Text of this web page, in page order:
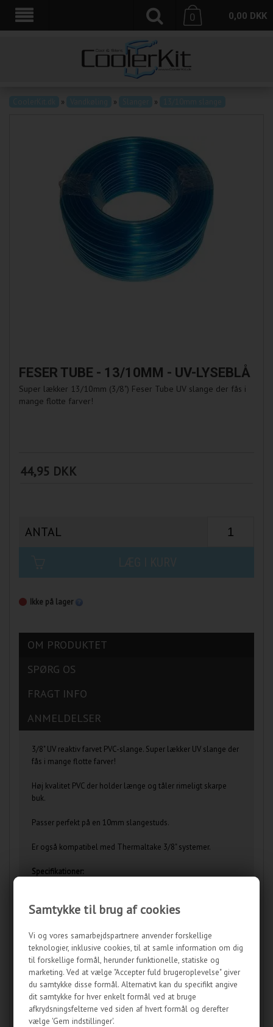
Samtykke til brug af cookies
Vi og vores samarbejdspartnere anvender forskellige
teknologier, inklusive cookies, til at samle information om dig
til forskellige formål, herunder funktionelle, statiske og
marketing. Ved at vælge "Accepter fuld brugeroplevelse" giver
du samtykke disse formål. Alternativt kan du specifikt angive
dit samtykke for hver enkelt formål ved at bruge
afkrydsningsfelterne ved siden af hvert formål og derefter
vælge 'Gem indstillinger'.
0,00 DKK
0
» » »
FESER TUBE - 13/10MM - UV-LYSEBLÅ
Super lækker 13/10mm (3/8") Feser Tube UV slange der fås i
mange flotte farver!
44,95 DKK
ANTAL
Ikke på lager
OM PRODUKTET
SPØRG OS
FRAGT INFO
ANMELDELSER
3/8" UV reaktiv farvet PVC-slange. Super lækker UV slange der
fås i mange flotte farver!
Høj kvalitet PVC der holder længe og tåler rimeligt skarpe
buk.
Passer perfekt på en 10mm slangestuds.
Er også kompatibel med Thermaltake 3/8" systemer.
Specifikationer:
Materiale: PVC
Indre Diameter: 9,65 mm (3/8")
Ydre Diameter: 12,7 mm (1/2")
Vægtykkelse: 1,52mm
Venderadius:
Max arbejdstryk:
Min - Max temperaturer:
UV reaktiv